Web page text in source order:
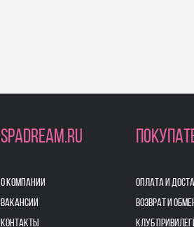
SPADREAM.RU
О КОМПАНИИ
ВАКАНСИИ
КОНТАКТЫ
ОПЛАТА И
ВОЗВРАТ И
КЛУБ